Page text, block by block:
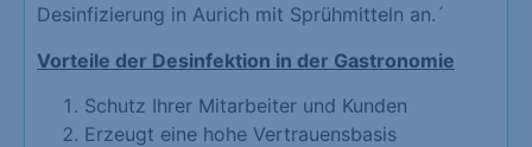
Desinfizierung in Aurich mit Sprühmitteln an.´
Vorteile der Desinfektion in der Gastronomie
Schutz Ihrer Mitarbeiter und Kunden
Erzeugt eine hohe Vertrauensbasis